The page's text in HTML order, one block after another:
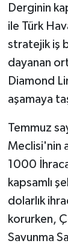
Derginin
ile Türk
stratejik iş
dayanan
Diamond
aşamaya
Temmuz
Meclisi'nin
1000
kapsamlı
dolarlık
korurken,
Savunma